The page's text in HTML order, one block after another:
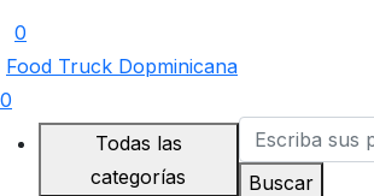
0
Food Truck Dopminicana
0
Todas las
categorías
Buscar